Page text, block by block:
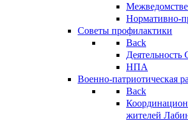
Нормативно-
Советы профилактики
Back
Деятельность
НПА
Военно-патриотическая
Back
жителей